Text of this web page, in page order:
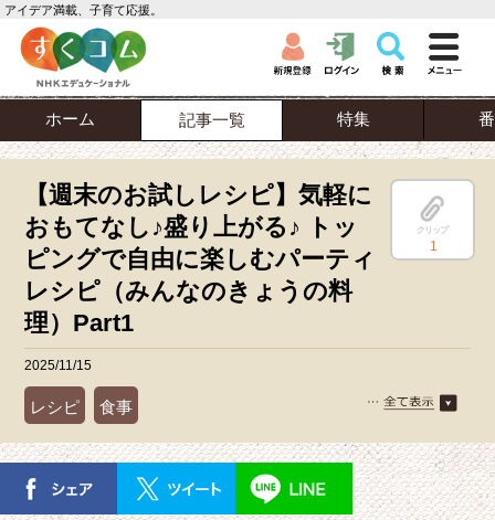
アイデア満載、子育て応援。
ホーム 記事一覧 特集
【週末のお試しレシピ】気軽に
おもてなし♪盛り上がる♪ トッ
ピングで自由に楽しむパーティ
レシピ（みんなのきょうの料
理）Part1
クリップ
1
2025/11/15
レシピ 食事